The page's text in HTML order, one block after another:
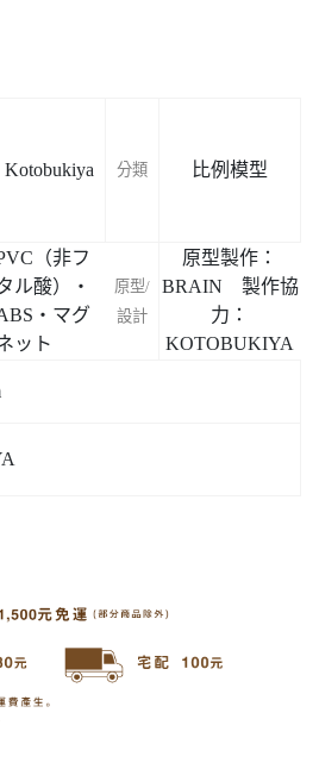
Kotobukiya 分類 比例模型
（非フ
ル酸）・
・マグ
ット
原型/
設計
原型製作：
BRAIN 製作協
力：
KOTOBUKIYA